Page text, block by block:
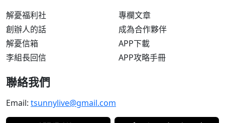
解憂福利社
創辦人的話
解憂信箱
李組長回信
專欄文章
成為合作夥伴
APP下載
APP攻略手冊
聯絡我們
Email: tsunnylive@gmail.com